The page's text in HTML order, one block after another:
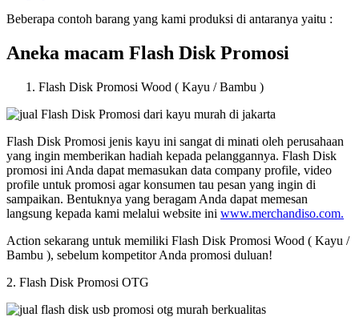
Beberapa contoh barang yang kami produksi di antaranya yaitu :
Aneka macam Flash Disk Promosi
Flash Disk Promosi Wood ( Kayu / Bambu )
Flash Disk Promosi jenis kayu ini sangat di minati oleh perusahaan
yang ingin memberikan hadiah kepada pelanggannya. Flash Disk
promosi ini Anda dapat memasukan data company profile, video
profile untuk promosi agar konsumen tau pesan yang ingin di
sampaikan. Bentuknya yang beragam Anda dapat memesan
langsung kepada kami melalui website ini www.merchandiso.com.
Action sekarang untuk memiliki Flash Disk Promosi Wood ( Kayu /
Bambu ), sebelum kompetitor Anda promosi duluan!
2. Flash Disk Promosi OTG